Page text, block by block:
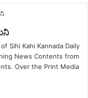
Sihi Kahi Kannada Daily
News Contents from
Over the Print Media